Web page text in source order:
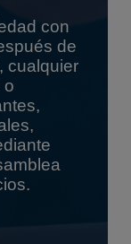
con
de
cualquier
o